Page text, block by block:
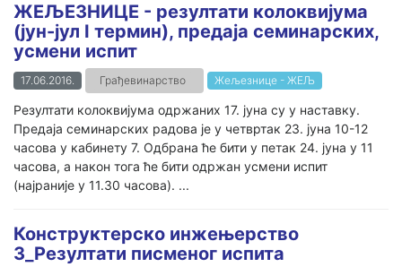
ЖЕЉЕЗНИЦЕ - резултати колоквијума
(јун-јул I термин), предаја семинарских,
усмени испит
17.06.2016. Грађевинарство Жељезнице - ЖЕЉ
Резултати колоквијума одржаних 17. јуна су у наставку.
Предаја семинарских радова је у четвртак 23. јуна 10-12
часова у кабинету 7. Одбрана ће бити у петак 24. јуна у 11
часова, а након тога ће бити одржан усмени испит
(најраније у 11.30 часова). ...
Конструктерско инжењерство
3_Резултати писменог испита